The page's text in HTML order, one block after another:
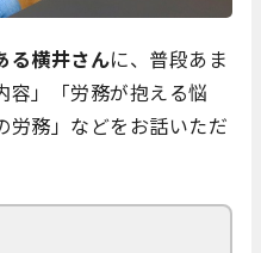
る横井さんに、普段あま
容」「労務が抱える悩
労務」などをお話いただ